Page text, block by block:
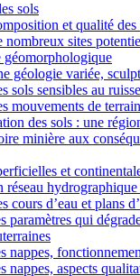
sols
et qualité des
nombreux sites
géomorphologique
géologie variée,
sols sensibles au
mouvements de
des sols : une
minière aux
et
réseau
cours d’eau et plans
paramètres qui
nappes,
nappes, aspects